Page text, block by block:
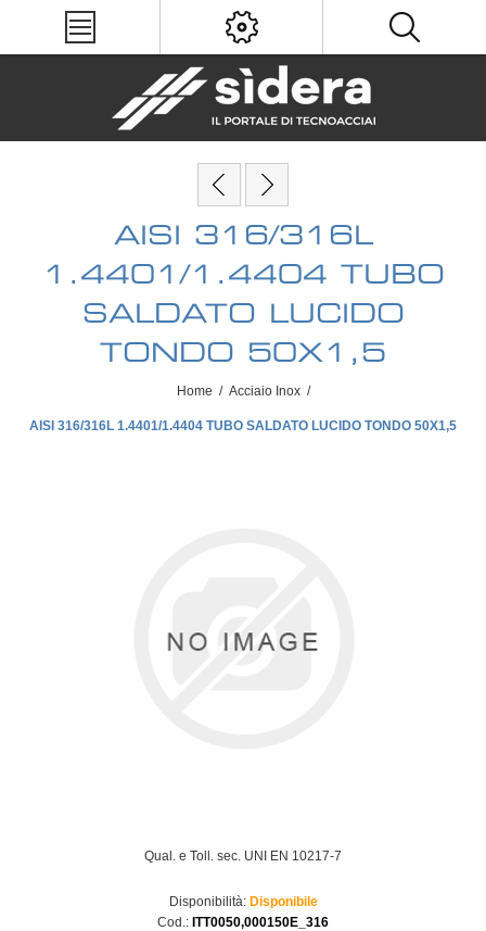
AISI 316/316L
1.4401/1.4404 TUBO
SALDATO LUCIDO
TONDO 50X1,5
Home / Acciaio Inox /
AISI 316/316L 1.4401/1.4404 TUBO SALDATO LUCIDO TONDO 50X1,5
Qual. e Toll. sec. UNI EN 10217-7
Disponibilità: Disponibile
Cod.: ITT0050,000150E_316